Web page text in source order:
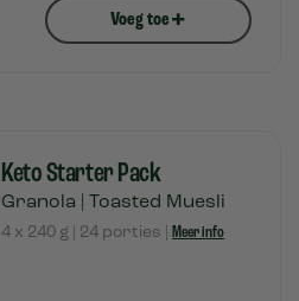
Voeg toe+
Keto Starter Pack
Granola | Toasted Muesli
4 x 240 g | 24 porties | Meer info